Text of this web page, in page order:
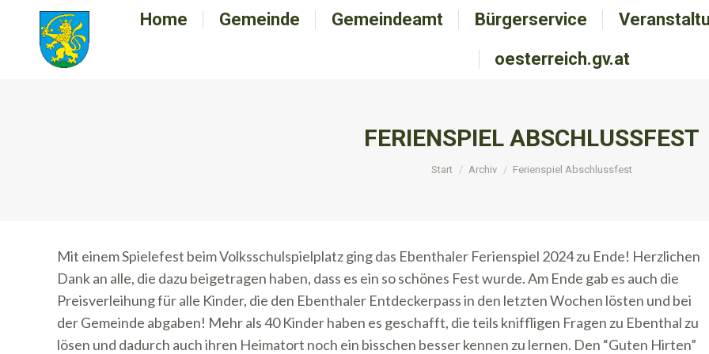
Home Gemeinde Gemeindeamt Bürgerservice
oesterreich.gv.at
FERIENSPIEL ABSCHLUSSFEST
Sie befinden sich hier:
Start Archiv Ferienspiel Abschlussfest
Mit einem Spielefest beim Volksschulspielplatz ging das Ebenthaler Ferienspiel 2024 zu Ende! Herzlichen
Dank an alle, die dazu beigetragen haben, dass es ein so schönes Fest wurde. Am Ende gab es auch die
Preisverleihung für alle Kinder, die den Ebenthaler Entdeckerpass in den letzten Wochen lösten und bei
der Gemeinde abgaben! Mehr als 40 Kinder haben es geschafft, die teils kniffligen Fragen zu Ebenthal zu
lösen und dadurch auch ihren Heimatort noch ein bisschen besser kennen zu lernen. Den “Guten Hirten”
Home Gemeinde Gemeindeamt Bürgerservice
oesterreich.gv.at